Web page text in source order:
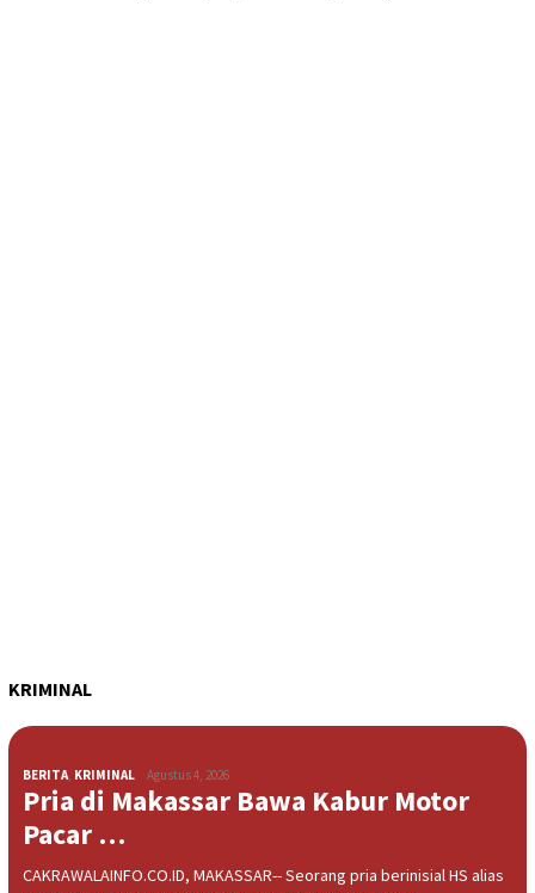
KRIMINAL
BERITA, KRIMINAL Agustus 4, 2026
Pria di Makassar Bawa Kabur Motor
Pacar …
CAKRAWALAINFO.CO.ID, MAKASSAR-- Seorang pria berinisial HS alias